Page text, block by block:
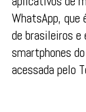
WhatsApp,
de brasileiros
smartphones
acessada pelo